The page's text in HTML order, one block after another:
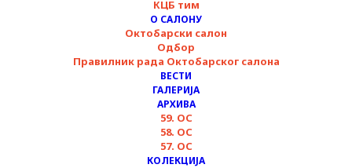
КЦБ тим
О САЛОНУ
Октобарски салон
Одбор
Правилник рада Октобарског салона
ВЕСТИ
ГАЛЕРИЈА
АРХИВА
59. ОС
58. ОС
57. ОС
КОЛЕКЦИЈА
ВОЂЕЊЕ КРОЗ
ИЗЛОЖБЕ ▪︎ 60.
Октобарски салон
28/10/2024